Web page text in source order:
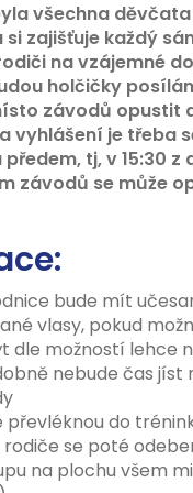
všechna
zajišťuje každý
na vzájemné
holčičky
závodů opustit
vyhlášení je třeba
tj, v 15:30 z
závodů se může
bude mít
vlasy, pokud
dle možností lehce
nebude čas jíst
převléknou do
rodiče se poté
na plochu všem